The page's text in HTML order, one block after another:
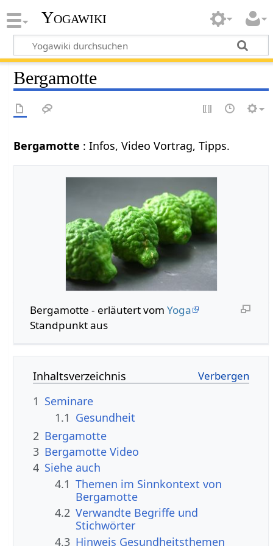
Yogawiki
Bergamotte
Bergamotte : Infos, Video Vortrag, Tipps.
Bergamotte - erläutert vom Yoga
Standpunkt aus
Inhaltsverzeichnis
1 Seminare
1.1 Gesundheit
2 Bergamotte
3 Bergamotte Video
4 Siehe auch
4.1 Themen im Sinnkontext von
Bergamotte
4.2 Verwandte Begriffe und
Stichwörter
4.3 Hinweis Gesundheitsthemen